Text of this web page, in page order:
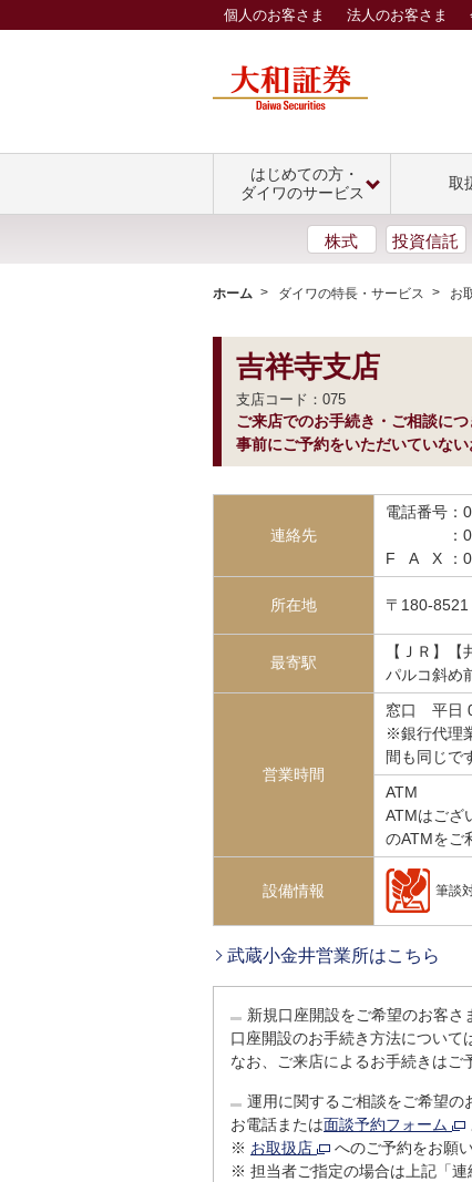
個人のお客さま 法人のお客さま
はじめての方・
ダイワのサービス
取
株式 投資信託
ホーム ダイワの特長・サービス お
吉祥寺支店
支店コード：075
ご来店でのお手続き・ご相談に
事前にご予約をいただいていな
連絡先
電話番号 ：
：
FAX：
所在地 〒180-
最寄駅
【ＪＲ】
パルコ斜め
営業時間
窓口
平日
※銀行代理
間も同じで
ATM
ATMはござ
のATMをご
設備情報 筆談
武蔵小金井営業所はこちら
新規口座開設をご希望のお客さ
口座開設のお手続き方法について
なお、ご来店によるお手続きは
運用に関するご相談をご希望の
お電話または面談予約フォーム
※ お取扱店
へのご予約をお願
※ 担当者ご指定の場合は上記「連